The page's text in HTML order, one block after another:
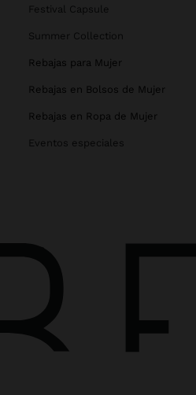
Festival Capsule
Summer Collection
Rebajas para Mujer
Rebajas en Bolsos de Mujer
Rebajas en Ropa de Mujer
Eventos especiales